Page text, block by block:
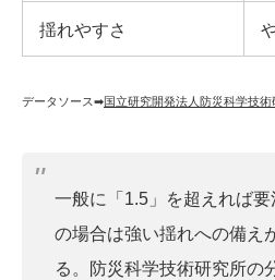
揺れやすさ
データソース➡︎国立研究開発法人防災科学技術
一般に「1.5」を超えれば
の場合は強い揺れへの備え
る。防災科学技術研究所の